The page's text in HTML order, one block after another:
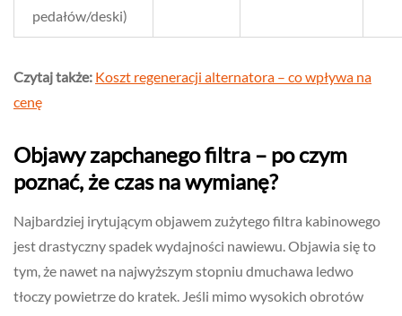
pedałów/deski)
Czytaj także: Koszt regeneracji alternatora – co wpływa na
cenę
Objawy zapchanego filtra – po czym
poznać, że czas na wymianę?
Najbardziej irytującym objawem zużytego filtra kabinowego
jest drastyczny spadek wydajności nawiewu. Objawia się to
tym, że nawet na najwyższym stopniu dmuchawa ledwo
tłoczy powietrze do kratek. Jeśli mimo wysokich obrotów